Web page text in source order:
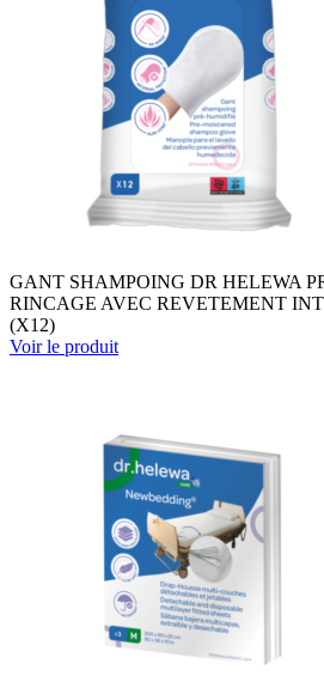
GANT SHAMPOING DR HELEWA
RINCAGE AVEC REVETEMENT
(X12)
Voir le produit